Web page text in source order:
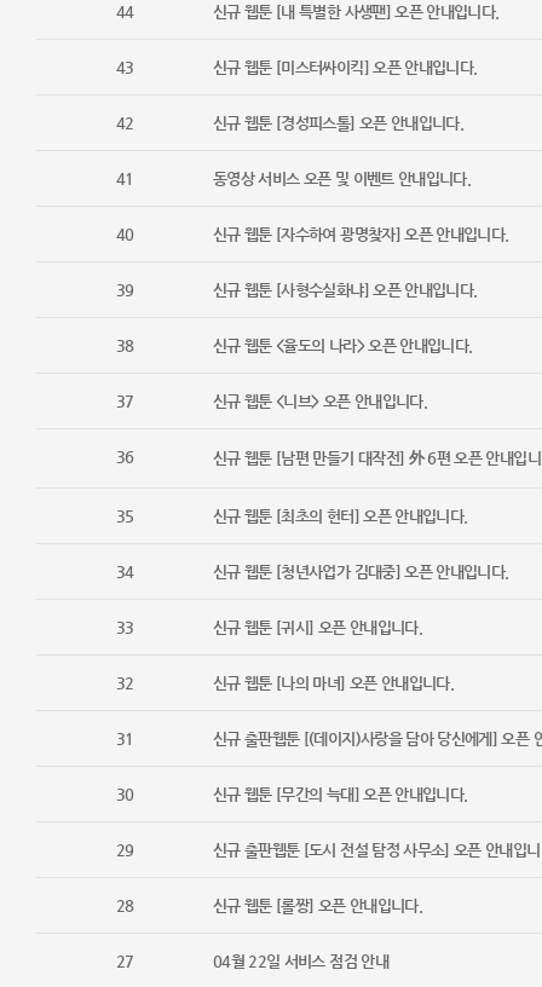
44 신규 웹툰 [내 특별한 사생팬] 오픈 안내입니다.
43 신규 웹툰 [미스터싸이킥] 오픈 안내입니다.
42 신규 웹툰 [경성피스톨] 오픈 안내입니다.
41 동영상 서비스 오픈 및 이벤트 안내입니다.
40 신규 웹툰 [자수하여 광명찾자] 오픈 안내입니다.
39 신규 웹툰 [사형수실화냐] 오픈 안내입니다.
38 신규 웹툰 <율도의 나라> 오픈 안내입니다.
37 신규 웹툰 <니브> 오픈 안내입니다.
36 신규 웹툰 [남편 만들기 대작전] 外 6편 오픈 안내입
35 신규 웹툰 [최초의 헌터] 오픈 안내입니다.
34 신규 웹툰 [청년사업가 김대중] 오픈 안내입니다.
33 신규 웹툰 [귀시] 오픈 안내입니다.
32 신규 웹툰 [나의 마녀] 오픈 안내입니다.
31 신규 출판웹툰 [(데이지)사랑을 담아 당신에게] 오픈
30 신규 웹툰 [무간의 늑대] 오픈 안내입니다.
29 신규 출판웹툰 [도시 전설 탐정 사무소] 오픈 안내입
28 신규 웹툰 [롤짱] 오픈 안내입니다.
27 04월 22일 서비스 점검 안내